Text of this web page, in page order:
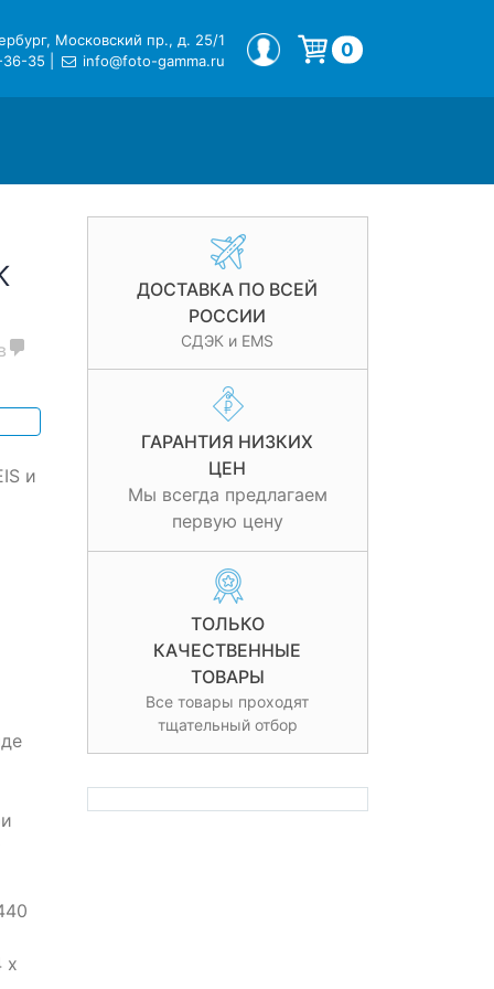
Московский пр., д. 25/1
36-35
info@foto-gamma.ru
МОЙ ПРОФИЛЬ 0
ДОСТАВКА ПО ВСЕЙ
РОССИИ
СДЭК и EMS
ГАРАНТИЯ НИЗКИХ
ЦЕН
Мы всегда предлагаем
первую цену
ТОЛЬКО
КАЧЕСТВЕННЫЕ
ТОВАРЫ
Все товары проходят
тщательный отбор
и
х